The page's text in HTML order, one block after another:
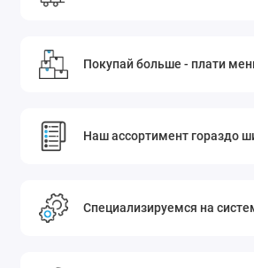
Покупай больше - плати
Наш ассортимент гораздо
Специализируемся на